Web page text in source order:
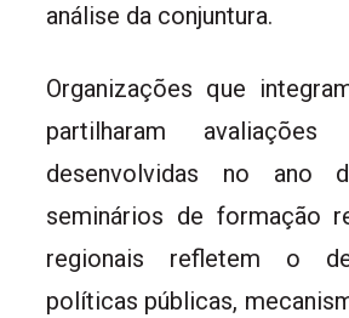
análise da conjuntura.
Organizações que
partilharam
desenvolvidas no ano
seminários de formação
regionais refletem o
políticas públicas,